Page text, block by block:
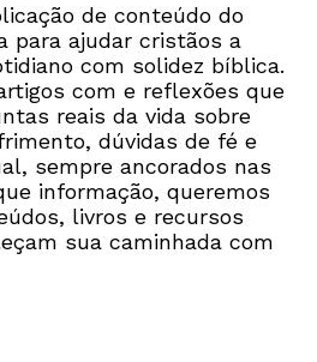
de conteúdo do
para ajudar cristãos a
com solidez bíblica.
com e reflexões que
reais da vida sobre
dúvidas de fé e
sempre ancorados nas
informação, queremos
livros e recursos
sua caminhada com